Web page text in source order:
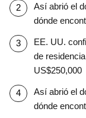
Así abrió el
dónde
EE. UU.
de
US$250,000
Así abrió el
dónde